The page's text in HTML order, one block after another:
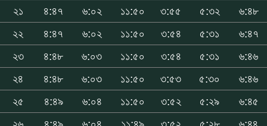
২১
৪:৪৭ ৬:০২ ১১:৫০ ৩:৫৫ ৫:৩২
৬:৪৮
২২
৪:৪৭ ৬:০২ ১১:৫০ ৩:৫৪ ৫:৩১
৬:৪৭
২৩
৪:৪৮ ৬:০৩ ১১:৫০ ৩:৫৪ ৫:৩১
৬:৪৬
২৪
৪:৪৮ ৬:০৩ ১১:৫০ ৩:৫৩ ৫:৩০
৬:৪৬
২৫
৪:৪৯ ৬:০৪ ১১:৫০ ৩:৫২ ৫:২৯
৬:৪৫